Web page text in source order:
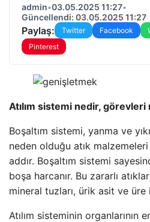
admin•03.05.2025 11:27•
Güncellendi: 03.05.2025 11:27
Paylaş: Twitter Facebook
Pinterest
Atılım sistemi nedir,
Boşaltım sistemi, yanma ve
neden olduğu atık
addır. Boşaltım sistemi
boşa harcanır. Bu zararlı
mineral tuzları, ürik asit ve üre
Atılım sisteminin organlarının